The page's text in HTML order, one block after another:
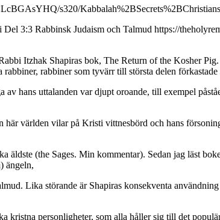
s320/
3:3 Rabbinsk Judaism och Talmud https://
Itzhak Shapiras bok, The Return of the Kosher
rabbiner som tyvärr till största delen förkastade
hans uttalanden var djupt oroande, till exempel
här världen vilar på Kristi vittnesbörd och hans
(the Sages. Min kommentar). Sedan jag läst
ängeln,
Lika störande är Shapiras konsekventa
kristna personligheter, som alla håller sig till det